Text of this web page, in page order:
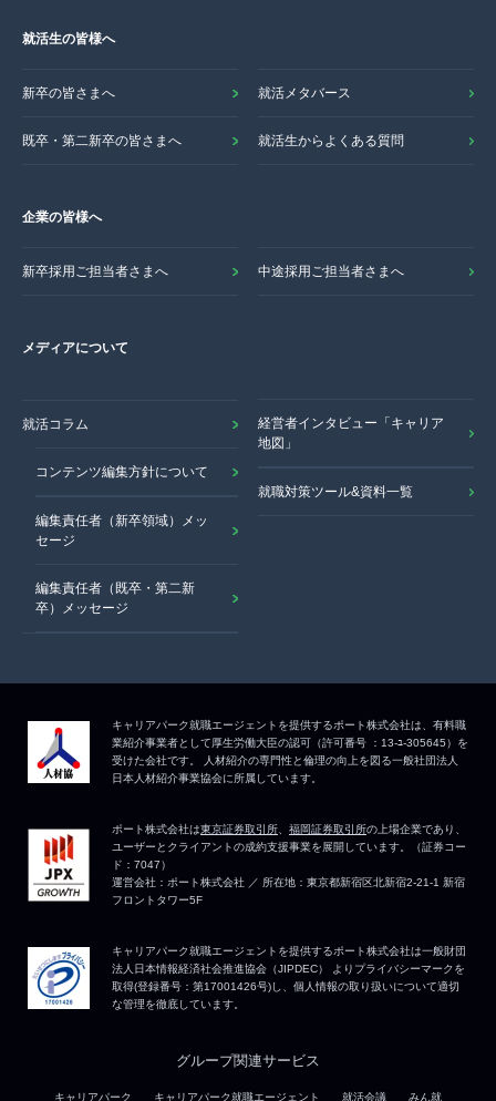
就活生の皆様へ
新卒の皆さまへ 就活メタバース
既卒・第二新卒の皆さまへ 就活生からよくある質問
企業の皆様へ
新卒採用ご担当者さまへ 中途採用ご担当者さまへ
メディアについて
就活コラム
コンテンツ編集方針について
編集責任者（新卒領域）メッ
セージ
編集責任者（既卒・第二新
卒）メッセージ
経営者インタビュー「キャリア
地図」
就職対策ツール&資料一覧